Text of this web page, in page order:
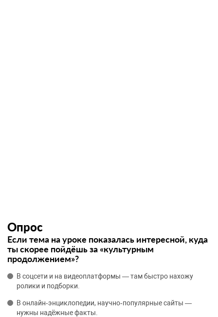
Опрос
Если тема на уроке показалась интересной, куда
ты скорее пойдёшь за «культурным
продолжением»?
В соцсети и на видеоплатформы — там быстро нахожу
ролики и подборки.
В онлайн‑энциклопедии, научно‑популярные сайты —
нужны надёжные факты.